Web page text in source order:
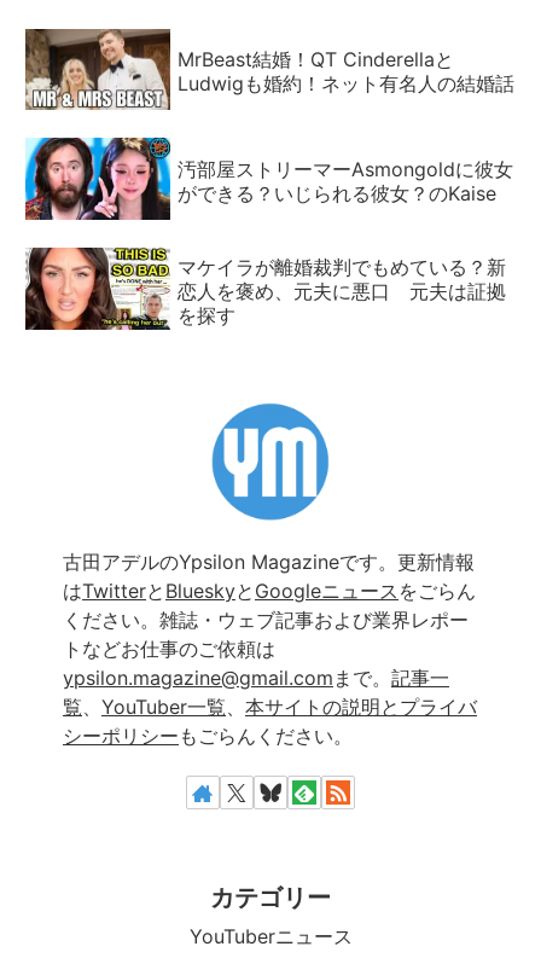
MrBeast結婚！QT Cinderellaと
Ludwigも婚約！ネット有名人の結婚話
汚部屋ストリーマーAsmongoldに彼女
ができる？いじられる彼女？のKaise
マケイラが離婚裁判でもめている？新
恋人を褒め、元夫に悪口 元夫は証拠
を探す
古田アデルのYpsilon Magazineです。更新情報
はTwitterと Blueskyと Googleニュース をごらん
ください。雑誌・ウェブ記事および業界レポー
トなどお仕事のご依頼は
ypsilon.magazine@gmail.com まで。 記事一
覧、 YouTuber一覧、 本サイトの説明とプライバ
シーポリシー もごらんください。
カテゴリー
YouTuberニュース